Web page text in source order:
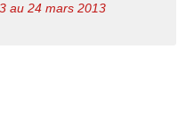
au 24 mars 2013